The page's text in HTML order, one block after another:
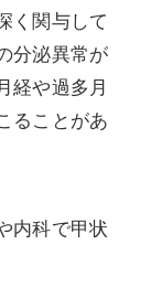
く関与して
分泌異常が
経や過多月
ることがあ
内科で甲状